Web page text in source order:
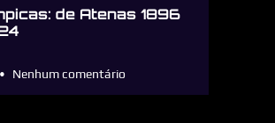
de Atenas 1896
Nenhum comentário